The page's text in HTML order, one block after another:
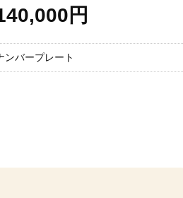
円
ンバープレート